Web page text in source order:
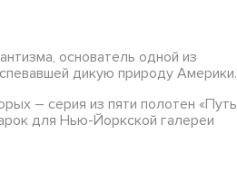
основатель одной из
дикую природу Америки.
– серия из пяти полотен «Путь
для Нью-Йоркской галереи